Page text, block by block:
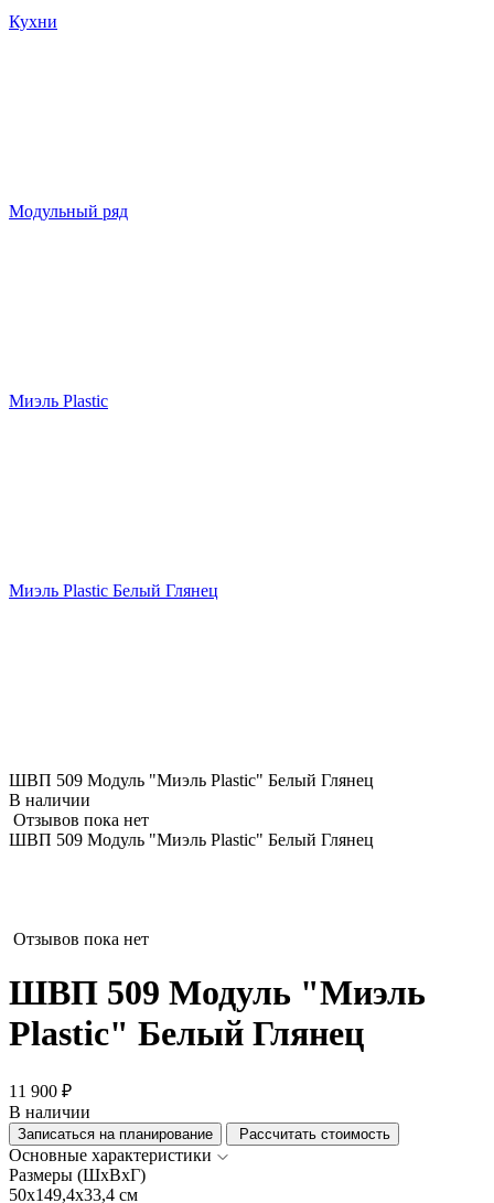
Кухни
Модульный ряд
Миэль Plastic
Миэль Plastic Белый Глянец
ШВП 509 Модуль "Миэль Plastic" Белый Глянец
В наличии
Отзывов пока нет
ШВП 509 Модуль "Миэль Plastic" Белый Глянец
Отзывов пока нет
ШВП 509 Модуль "Миэль
Plastic" Белый Глянец
11 900 ₽
В наличии
Записаться на планирование Рассчитать стоимость
Основные характеристики
Размеры (ШхВхГ)
50x149,4x33,4 см